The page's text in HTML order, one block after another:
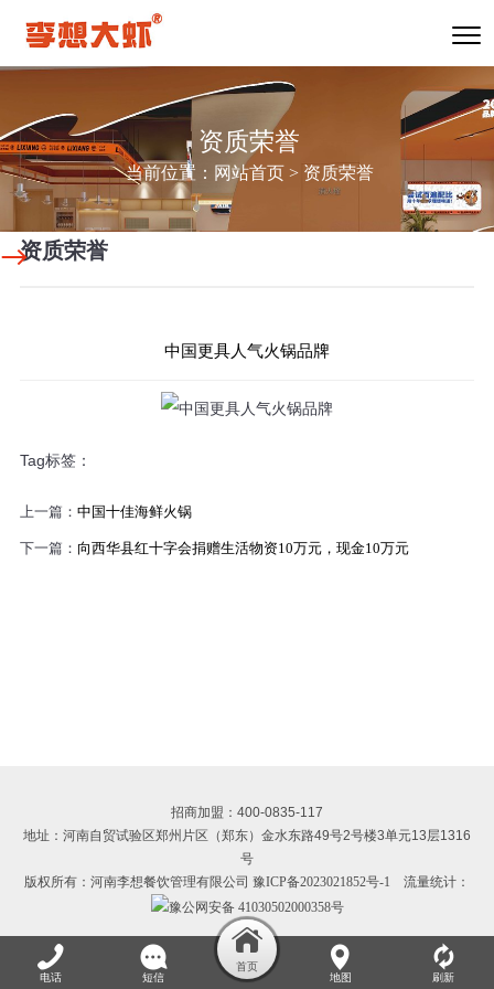
资质荣誉
当前位置： 网站首页> 资质荣誉
资质荣誉
中国更具人气火锅品牌
Tag标签：
上一篇： 中国十佳海鲜火锅
下一篇： 向西华县红十字会捐赠生活物资10万元，现金10万元
招商加盟：400-0835-117
地址：河南自贸试验区郑州片区（郑东）金水东路49号2号楼3单元13层1316
号
版权所有：河南李想餐饮管理有限公司 豫ICP备2023021852号-1 流量统计：
豫公网安备 41030502000358号
电话 短信 地图 刷新